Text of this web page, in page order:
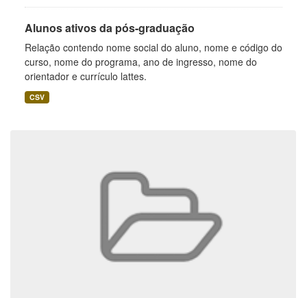
Alunos ativos da pós-graduação
Relação contendo nome social do aluno, nome e código do
curso, nome do programa, ano de ingresso, nome do
orientador e currículo lattes.
CSV